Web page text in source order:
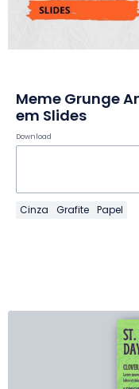
Meme Grunge
em Slides
Download
Cinza Grafite Papel